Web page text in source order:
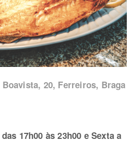
20, Ferreiros, Braga
17h00 às 23h00 e Sexta a